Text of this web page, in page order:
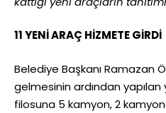
11 YENİ ARAÇ HİZMETE GİRDİ
Belediye Başkanı Ramazan
gelmesinin ardından yapılan
filosuna 5 kamyon, 2